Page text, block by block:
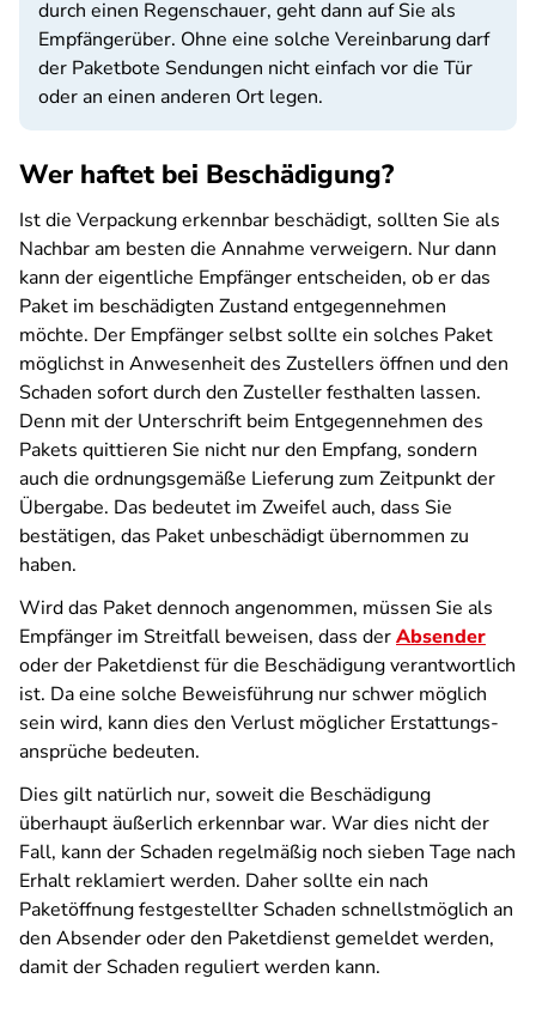
durch einen Regenschauer, geht dann auf Sie als
Empfängerüber. Ohne eine solche Vereinbarung darf
der Paketbote Sendungen nicht einfach vor die Tür
oder an einen anderen Ort legen.
Wer haftet bei Beschädigung?
Ist die Verpackung erkennbar beschädigt, sollten Sie als
Nachbar am besten die Annahme verweigern. Nur dann
kann der eigentliche Empfänger entscheiden, ob er das
Paket im beschädigten Zustand entgegennehmen
möchte. Der Empfänger selbst sollte ein solches Paket
möglichst in Anwesenheit des Zustellers öffnen und den
Schaden sofort durch den Zusteller festhalten lassen.
Denn mit der Unterschrift beim Entgegennehmen des
Pakets quittieren Sie nicht nur den Empfang, sondern
auch die ordnungsgemäße Lieferung zum Zeitpunkt der
Übergabe. Das bedeutet im Zweifel auch, dass Sie
bestätigen, das Paket unbeschädigt übernommen zu
haben.
Wird das Paket dennoch angenommen, müssen Sie als
Empfänger im Streitfall beweisen, dass derAbsender
oder der Paketdienst für die Beschädigung verantwortlich
ist. Da eine solche Beweisführung nur schwer möglich
sein wird, kann dies den Verlust möglicher Erstattungs­
ansprüche bedeuten.
Dies gilt natürlich nur, soweit die Beschädigung
überhaupt äußerlich erkennbar war. War dies nicht der
Fall, kann der Schaden regelmäßig noch sieben Tage nach
Erhalt reklamiert werden. Daher sollte ein nach
Paketöffnung festgestellter Schaden schnellstmöglich an
den Absender oder den Paketdienst gemeldet werden,
damit der Schaden reguliert werden kann.